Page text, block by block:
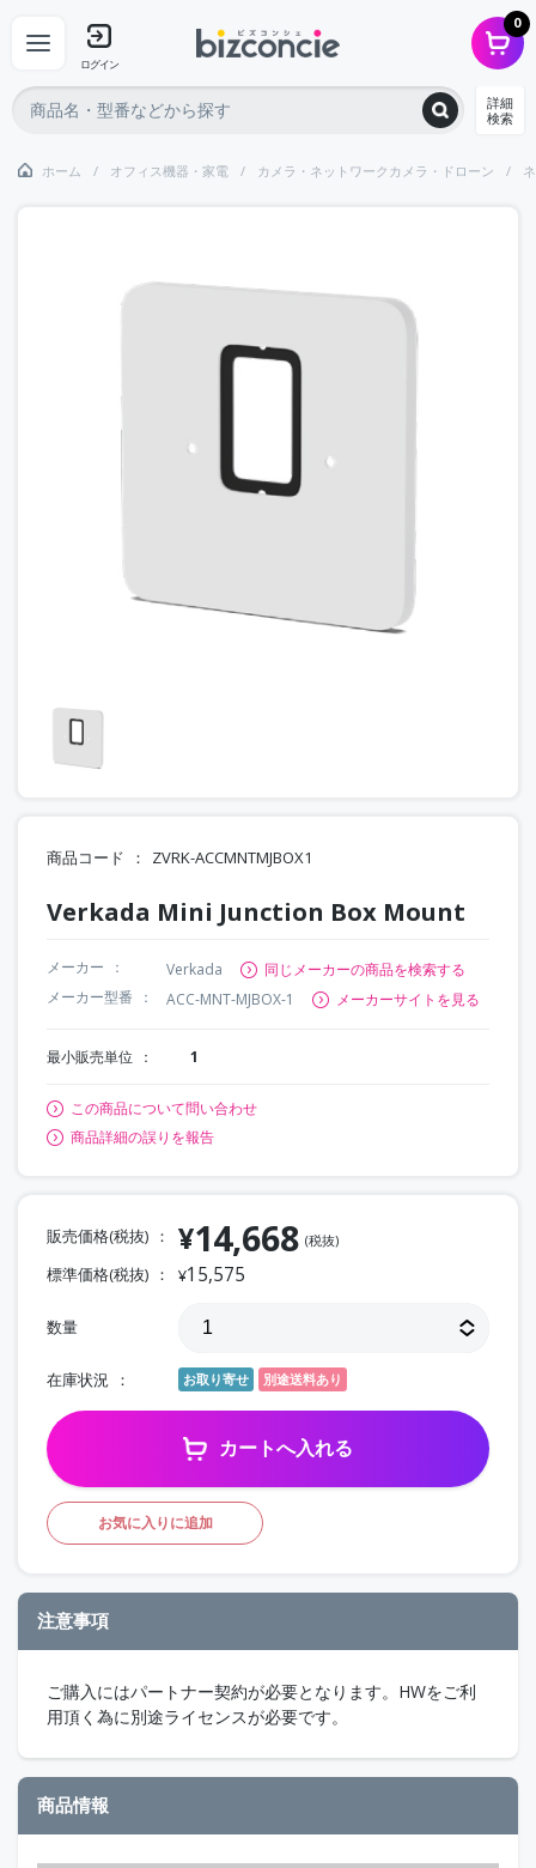
ログイン
0
詳細
検索
ホーム オフィス機器・家電 カメラ・ネットワークカメラ・ドローン
商品コード ZVRK-ACCMNTMJBOX1
Verkada Mini Junction Box Mount
メーカー Verkada
同じメーカーの商品を検索する
メーカー型番
ACC-MNT-MJBOX-1 メーカーサイトを見る
最小販売単位 1
この商品について問い合わせ
商品詳細の誤りを報告
販売価格(税抜) ¥14,668 (税抜)
標準価格(税抜) ¥15,575
数量
在庫状況 お取り寄せ 別途送料あり
カートへ入れる
お気に入りに追加
注意事項
ご購入にはパートナー契約が必要となります。HWをご利
用頂く為に別途ライセンスが必要です。
商品情報